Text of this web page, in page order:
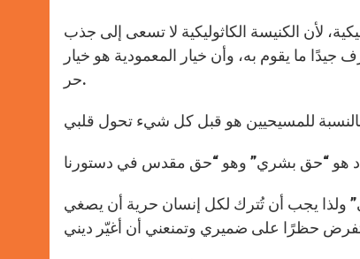
لأن الكنيسة الكاثوليكية لا تسعى إلى جذب
ما يقوم به، وأن خيار المعمودية هو خيار
حر.
يجب أن تُترك لكل إنسان حرية أن يصغي